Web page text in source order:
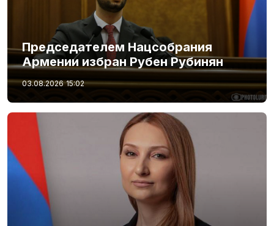
Председателем Нацсобрания
Армении избран Рубен Рубинян
03.08.2026 15:02